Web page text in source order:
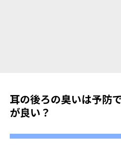
耳の後ろの臭いは予防
が良い？